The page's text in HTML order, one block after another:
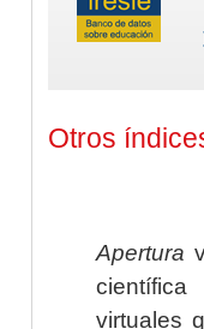
Otros
Apertura
virtuales